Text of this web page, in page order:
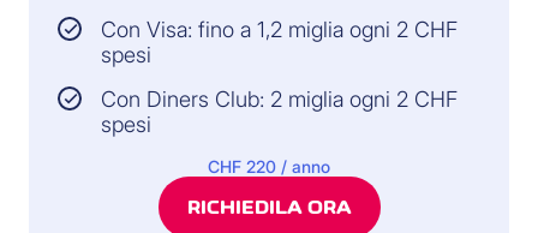
Con Visa: fino a 1,2 miglia ogni 2 CHF
spesi
Con Diners Club: 2 miglia ogni 2 CHF
spesi
CHF 220 / anno
RICHIEDILA ORA